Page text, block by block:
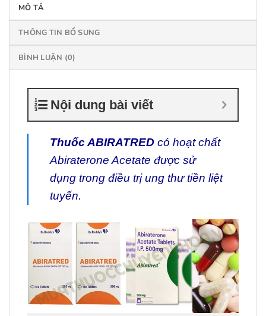
MÔ TẢ
THÔNG TIN BỔ SUNG
BÌNH LUẬN (0)
Nội dung bài viết
Thuốc ABIRATRED có hoạt chất
Abiraterone Acetate được sử
dụng trong điều trị ung thư tiền liệt
tuyến.